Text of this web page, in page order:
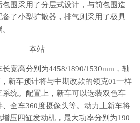
围采用了分层式设计，与前包围造
了小型扩散器，排气则采用了极具
宽高分别为4458/1890/1530mm，轴
新车预计将与中期改款的领克01一样
统。配置上，新车可以选装双色车
全车360度摄像头等。动力上新车将
压四缸发动机，最大功率分别为190